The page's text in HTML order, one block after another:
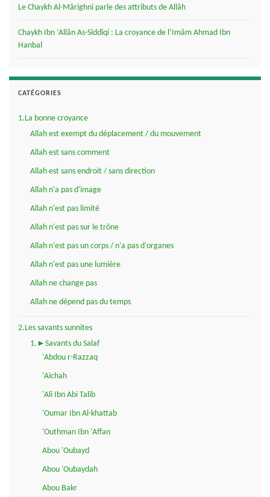
Le Chaykh Al-Mârighni parle des attributs de Allâh
Chaykh Ibn ‘Allân As-Siddîqi : La croyance de l’Imâm Ahmad Ibn
Hanbal
CATÉGORIES
1.La bonne croyance
Allah est exempt du déplacement / du mouvement
Allah est sans comment
Allah est sans endroit / sans direction
Allah n'a pas d'image
Allah n'est pas limité
Allah n'est pas sur le trône
Allah n'est pas un corps / n'a pas d'organes
Allah n'est pas une lumière
Allah ne change pas
Allah ne dépend pas du temps
2.Les savants sunnites
1.►Savants du Salaf
'Abdou r-Razzaq
'Aichah
'Ali Ibn Abi Talib
'Oumar Ibn Al-khattab
'Outhman Ibn 'Affan
Abou 'Oubayd
Abou 'Oubaydah
Abou Bakr